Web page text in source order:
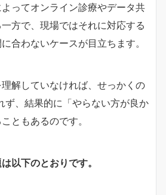
ってオンライン診療やデータ共
方で、現場ではそれに対応する
合わないケースが目立ちます。
解していなければ、せっかくの
ず、結果的に「やらない方が良か
ともあるのです。
以下のとおりです。